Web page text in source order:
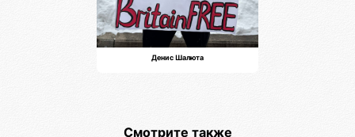
Денис Шалюта
Смотрите также